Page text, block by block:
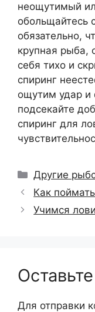
неощутимый
обольщайтесь
обязательно,
крупная рыба,
себя тихо и
спиринг
ощутим удар и
подсекайте
спиринг для
Рубрики
Другие
Как
Учимся
Для отправки